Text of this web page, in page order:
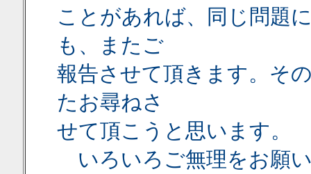
ことがあれば、同じ問題
も、またご
報告させて頂きます。そ
たお尋ねさ
せて頂こうと思います。
いろいろご無理をお願